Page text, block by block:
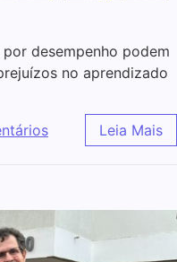
desempenho podem
no aprendizado
Leia Mais